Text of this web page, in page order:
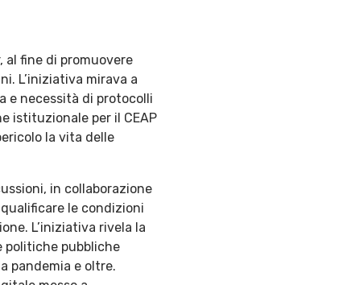
al fine di promuovere
L’iniziativa mirava a
e necessità di protocolli
istituzionale per il CEAP
la vita delle
in collaborazione
le condizioni
L’iniziativa rivela la
politiche pubbliche
pandemia e oltre.